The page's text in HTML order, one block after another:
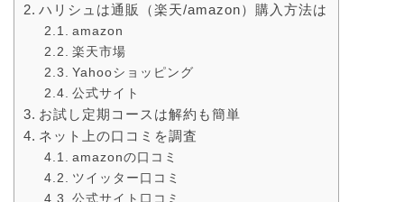
ハリシュは通販（楽天/amazon）購入方法は
amazon
楽天市場
Yahooショッピング
公式サイト
お試し定期コースは解約も簡単
ネット上の口コミを調査
amazonの口コミ
ツイッター口コミ
公式サイト口コミ